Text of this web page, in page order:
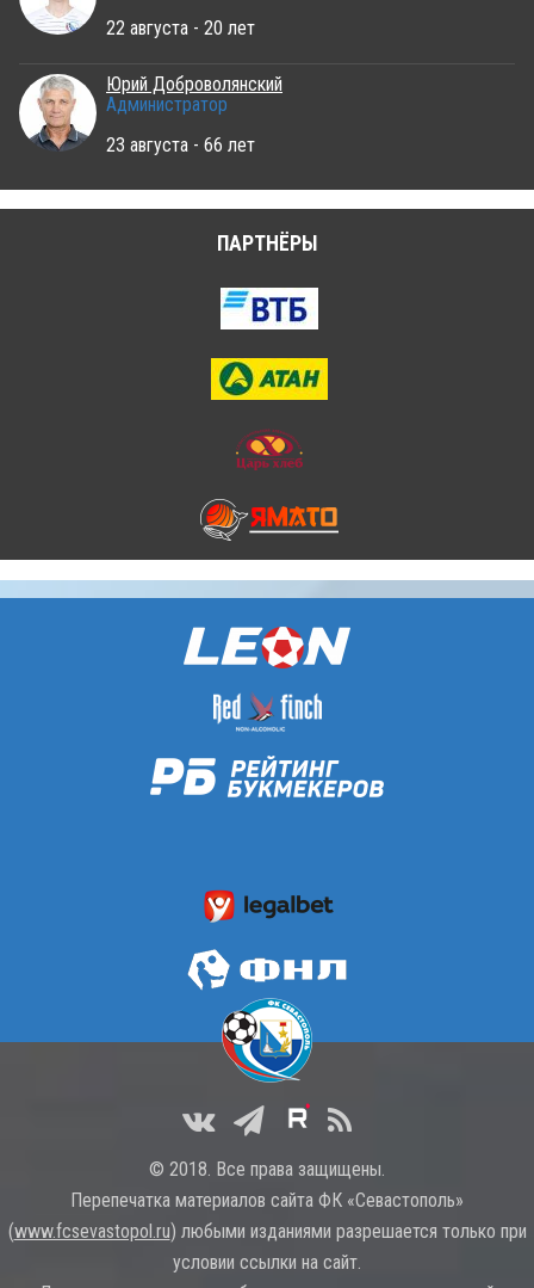
22 августа - 20 лет
Юрий Доброволянский
Администратор
23 августа - 66 лет
ПАРТНЁРЫ
© 2018. Все права защищены.
Перепечатка материалов сайта ФК «Севастополь»
(www.fcsevastopol.ru) любыми изданиями разрешается только при
условии ссылки на сайт.